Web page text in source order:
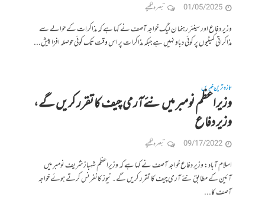
01/05/2025 تبصرہ لکھیے
وزیر دفاع اور سینئر رہنما ن لیگ خواجہ آصف نے کہا ہے کہ مذاکرات کے حوالے سے
مذاکراتی کمیٹیوں پر کوئی دباو نہیں ہے جبکہ مذاکرات پر اس وقت تک کوئی حوصلہ افزا پیش...
تازہ ترین خبریں
وزیراعظم نومبر میں نئےآرمی چیف کا تقرر کریں گے،
وزیر دفاع
09/17/2022 تبصرہ لکھیے
اسلام آباد: وزیر دفاع خواجہ آصف نے کہا ہے کہ وزیراعظم شہباز شریف نومبر میں
آئین کے مطابق نئے آرمی چیف کا تقرر کریں گے۔ نیوز کانفرنس کرتے ہوئے خواجہ
آصف کا...